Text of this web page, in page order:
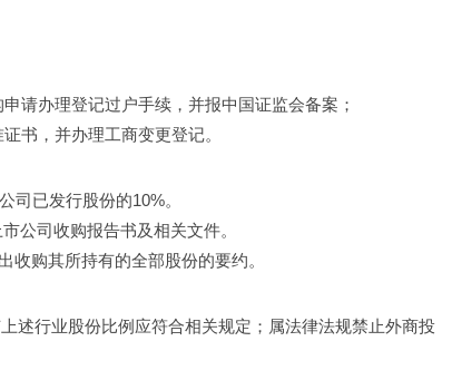
请办理登记过户手续，并报中国证监会备案；
书，并办理工商变更登记。
司已发行股份的10%。
公司收购报告书及相关文件。
收购其所持有的全部股份的要约。
述行业股份比例应符合相关规定；属法律法规禁止外商投